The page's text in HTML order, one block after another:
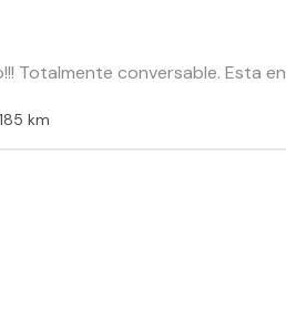
Totalmente conversable. Esta
185 km